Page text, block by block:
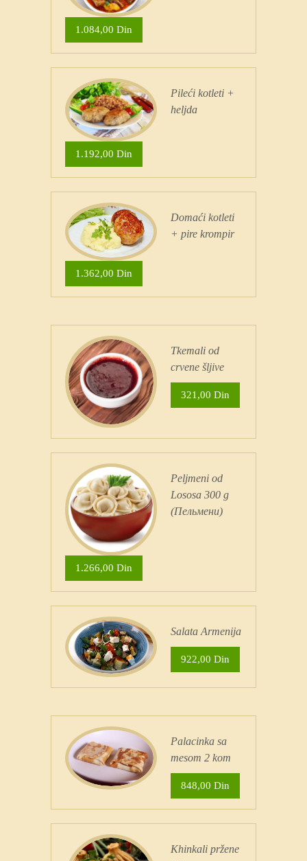
1.084,00 Din
Pileći kotleti +
heljda
1.192,00 Din
Domaći kotleti
+ pire krompir
1.362,00 Din
Tkemali od
crvene šljive
321,00 Din
Peljmeni od
Lososa 300 g
(Пельмени)
1.266,00 Din
Salata Armenija
922,00 Din
Palacinka sa
mesom 2 kom
848,00 Din
Khinkali pržene